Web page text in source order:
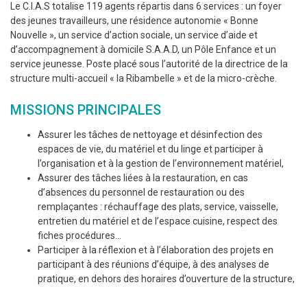
Le C.I.A.S totalise 119 agents répartis dans 6 services : un foyer
des jeunes travailleurs, une résidence autonomie « Bonne
Nouvelle », un service d’action sociale, un service d’aide et
d’accompagnement à domicile S.A.A.D, un Pôle Enfance et un
service jeunesse. Poste placé sous l’autorité de la directrice de la
structure multi-accueil « la Ribambelle » et de la micro-crèche.
MISSIONS PRINCIPALES
Assurer les tâches de nettoyage et désinfection des
espaces de vie, du matériel et du linge et participer à
l’organisation et à la gestion de l’environnement matériel,
Assurer des tâches liées à la restauration, en cas
d’absences du personnel de restauration ou des
remplaçantes : réchauffage des plats, service, vaisselle,
entretien du matériel et de l’espace cuisine, respect des
fiches procédures…
Participer à la réflexion et à l’élaboration des projets en
participant à des réunions d’équipe, à des analyses de
pratique, en dehors des horaires d’ouverture de la structure,